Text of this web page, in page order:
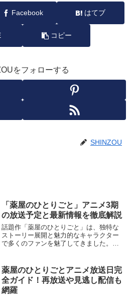
Facebook はてブ
コピー
をフォローする
SHINZOU
「薬屋のひとりごと」アニメ3期
の放送予定と最新情報を徹底解説
話題作「薬屋のひとりごと」は、独特な
ストーリー展開と魅力的なキャラクター
で多くのファンを魅了してきました。現
います。この記事では、アニメ3期に関す
る可能性や今後...
薬屋のひとりごとアニメ放送日完
全ガイド！再放送や見逃し配信も
網羅